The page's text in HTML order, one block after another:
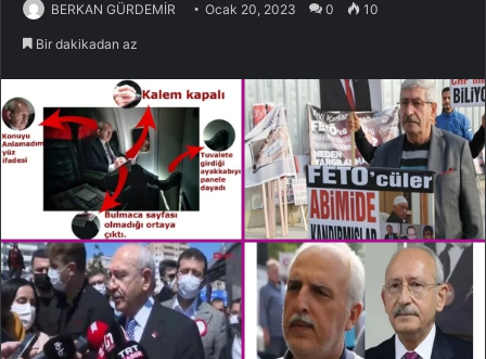
BERKAN GÜRDEMİR Ocak 20, 2023 0 10
Bir dakikadan az